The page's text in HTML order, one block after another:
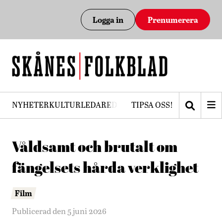
Logga in Prenumerera
NYHETERKULTURLEDAREDEBATTPRENUMERERA
TIPSA OSS!
Våldsamt och brutalt om
fängelsets hårda verklighet
Film
Publicerad den 5 juni 2026